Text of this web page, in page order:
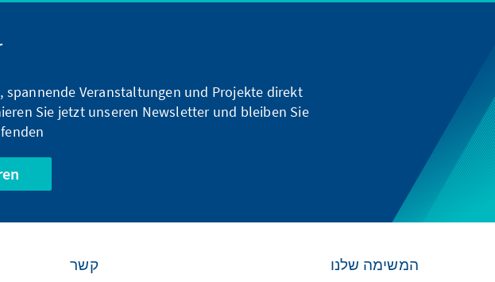
Veranstaltungen und Projekte direkt
Sie jetzt unseren Newsletter und bleiben Sie
המשימה שלנו קשר